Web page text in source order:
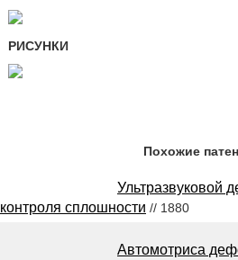
РИСУНКИ
Похожие
Ультразвуковой
контроля сплошности // 1880
Автомотриса